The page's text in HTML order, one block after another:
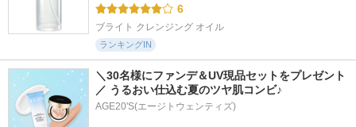
6
ブライト クレンジング オイル
ランキングIN
＼30名様にファンデ＆UV現品セットをプレゼント
／ うるおい仕込む夏のツヤ肌コンビ♪
AGE20'S(エージトウェンティズ)